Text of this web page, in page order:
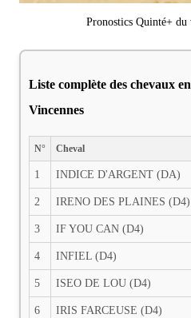
Pronostics Quinté+
Liste complète des chevaux
Vincennes
N° Cheval
1 INDICE D'ARGENT (DA)
2 IRENO DES PLAINES (D4)
3 IF YOU CAN (D4)
4 INFIEL (D4)
5 ISEO DE LOU (D4)
6 IRIS FARCEUSE (D4)